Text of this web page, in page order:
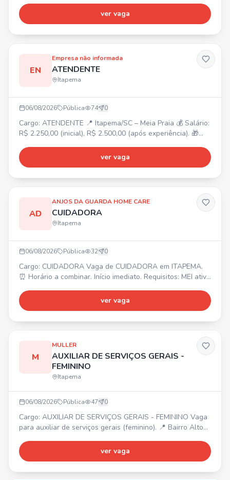
buffet, sucos, organização e limpeza do local. 📍 Local: Av.
Nereu Ramos, 3982, esquina com Rua 252, Meia Praia.
ver vaga
EN
Empresa não informada
ATENDENTE
Itapema
06/08/2026 Pública 74 0
Cargo: ATENDENTE 📍 Itapema/SC – Meia Praia 💰 Salário:
R$ 2.250,00 (inicial), R$ 2.500,00 (após experiência). 🎁
noturno, Bonificação por metas, Gympass, 2 consultas
online com psicólogo/mês, Consulta com nutricionista,
ver vaga
AD
ANJOS DA GUARDA HOME CARE
CUIDADORA
Itapema
06/08/2026 Pública 32 0
Cargo: CUIDADORA Vaga de CUIDADORA em ITAPEMA.
⏰ Horário a combinar. Início imediato. Requisitos: MEI ativo
seja de fácil acesso.
ver vaga
M
MULLER
AUXILIAR DE SERVIÇOS GERAIS -
FEMININO
Itapema
06/08/2026 Pública 47 0
Cargo: AUXILIAR DE SERVIÇOS GERAIS - FEMININO Vaga
para auxiliar de serviços gerais (feminino). 📍 Bairro Alto
Envie seu currículo para nosso WhatsApp!
ver vaga